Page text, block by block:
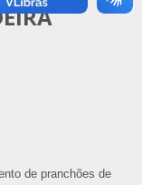
de pranchões de